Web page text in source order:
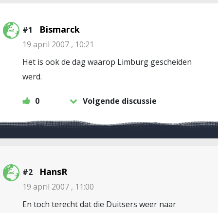
#1 Bismarck
19 april 2007 , 10:21
Het is ook de dag waarop Limburg gescheiden
werd.
0 Volgende discussie
#2 HansR
19 april 2007 , 11:00
En toch terecht dat die Duitsers weer naar